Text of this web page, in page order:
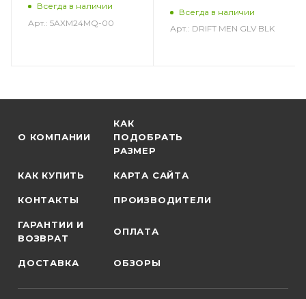
Всегда в наличии
Арт.: 5AXM24MQ-00
Всегда в наличии
Арт.: DRIFT MEN GLV BLK
О КОМПАНИИ
КАК
ПОДОБРАТЬ
РАЗМЕР
КАК КУПИТЬ КАРТА САЙТА
КОНТАКТЫ ПРОИЗВОДИТЕЛИ
ГАРАНТИИ И
ВОЗВРАТ
ОПЛАТА
ДОСТАВКА ОБЗОРЫ